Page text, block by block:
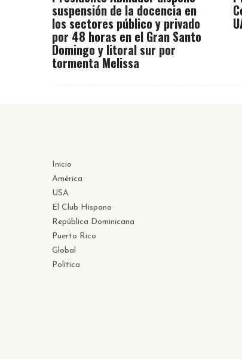
suspensión de la docencia en
los sectores público y privado
por 48 horas en el Gran Santo
Domingo y litoral sur por
tormenta Melissa
Inicio
América
USA
El Club Hispano
República Dominicana
Puerto Rico
Global
Política